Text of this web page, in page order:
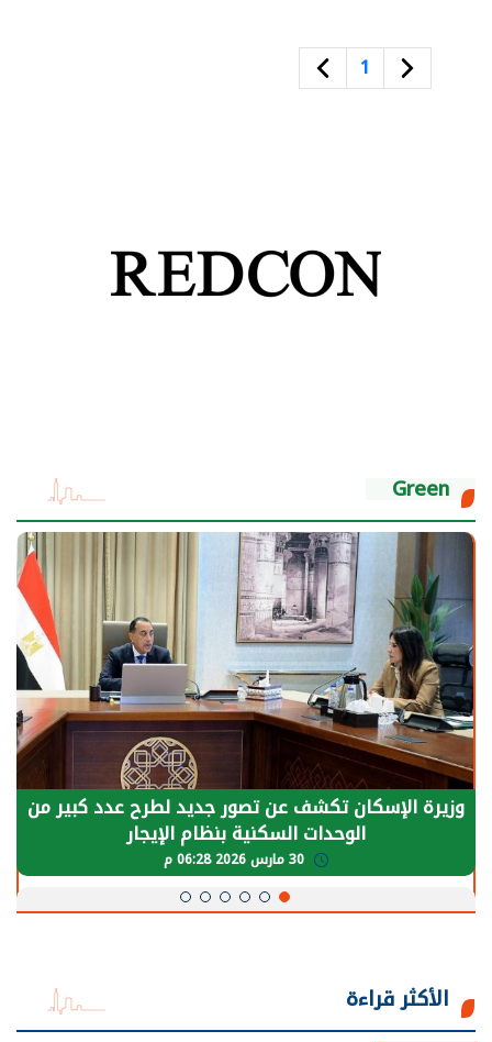
1
Green
وزيرة الإسكان تكشف عن تصور جديد لطرح عدد كبير من
الوحدات السكنية بنظام الإيجار
الأكثر قراءة